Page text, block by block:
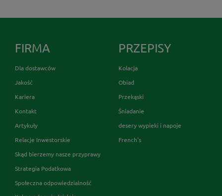
FIRMA
Dla dostawców
Jakość
Kariera
Kontakt
Artykuły
Relacje Inwestorskie
Skąd bierzemy nasze przyprawy
Strategia Podatkowa
Społeczna odpowiedzialność
PRZEPISY
Kolacja
Obiad
Przekąski
Śniadanie
desery wypieki i napoje
French's